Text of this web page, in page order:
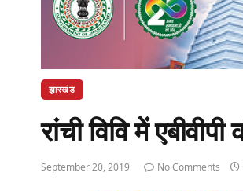
झारखंड
रांची विवि में
September 20, 2019 No Comments